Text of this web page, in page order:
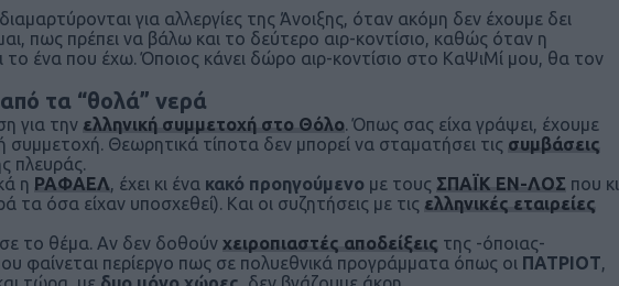
για αλλεργίες της Άνοιξης, όταν ακόμη δεν έχουμε δει
πως πρέπει να βάλω και το δεύτερο αιρ-κοντίσιο, καθώς όταν η
ένα που έχω. Όποιος κάνει δώρο αιρ-κοντίσιο στο ΚαΨιΜί μου, θα τον
τα “θολά” νερά
για την ελληνική συμμετοχή στο Θόλο. Όπως σας είχα γράψει, έχουμε
συμμετοχή. Θεωρητικά τίποτα δεν μπορεί να σταματήσει τις συμβάσεις
πλευράς.
η ΡΑΦΑΕΛ, έχει κι ένα κακό προηγούμενο με τους ΣΠΑΪΚ ΕΝ-ΛΟΣ που κι
τα όσα είχαν υποσχεθεί). Και οι συζητήσεις με τις ελληνικές εταιρείες
το θέμα. Αν δεν δοθούν χειροπιαστές αποδείξεις της -όποιας-
φαίνεται περίεργο πως σε πολυεθνικά προγράμματα όπως οι ΠΑΤΡΙΟΤ,